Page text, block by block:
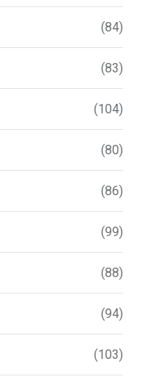
(84)
(83)
(104)
(80)
(86)
(99)
(88)
(94)
(103)